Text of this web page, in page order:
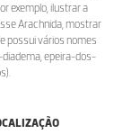
exemplo, ilustrar a
Arachnida, mostrar
possui vários nomes
epeira-dos-